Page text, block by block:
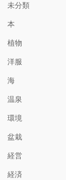
未分類
本
植物
洋服
海
温泉
環境
盆栽
経営
経済